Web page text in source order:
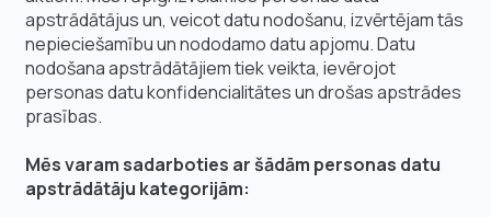
apstrādātājus un, veicot datu nodošanu, izvērtējam tās
nepieciešamību un nododamo datu apjomu. Datu
nodošana apstrādātājiem tiek veikta, ievērojot
personas datu konfidencialitātes un drošas apstrādes
prasības.
Mēs varam sadarboties ar šādām personas datu
apstrādātāju kategorijām: